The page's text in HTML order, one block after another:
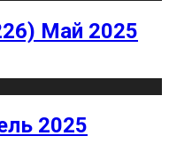
Май 2025
2025